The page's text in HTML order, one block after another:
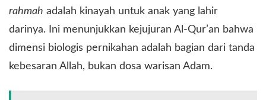
rahmah adalah kinayah untuk anak yang lahir
darinya. Ini menunjukkan kejujuran Al-Qur’an bahwa
dimensi biologis pernikahan adalah bagian dari tanda
kebesaran Allah, bukan dosa warisan Adam.